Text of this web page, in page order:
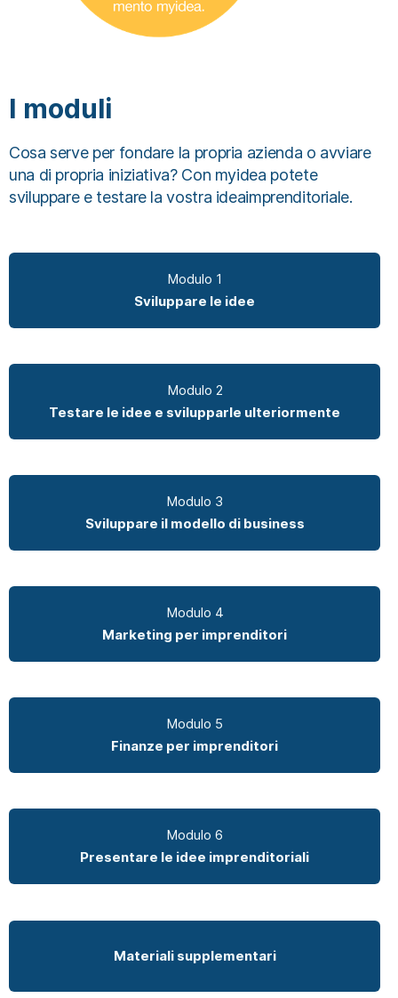
I moduli
Cosa serve per fondare la propria azienda o avviare
una di propria iniziativa? Con myidea potete
sviluppare e testare la vostra ideaimprenditoriale.
Modulo 1
Sviluppare le idee
Modulo 2
Testare le idee e svilupparle ulteriormente
Modulo 3
Sviluppare il modello di business
Modulo 4
Marketing per imprenditori
Modulo 5
Finanze per imprenditori
Modulo 6
Presentare le idee imprenditoriali
Materiali supplementari